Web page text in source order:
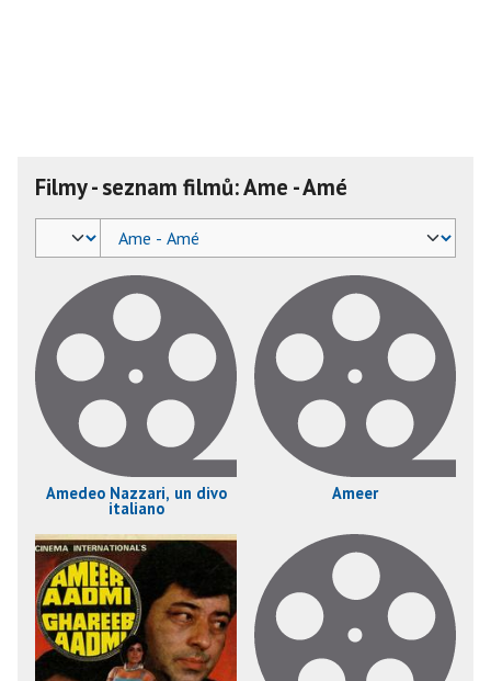
Filmy - seznam filmů: Ame - Amé
Amedeo Nazzari, un divo
italiano
Ameer